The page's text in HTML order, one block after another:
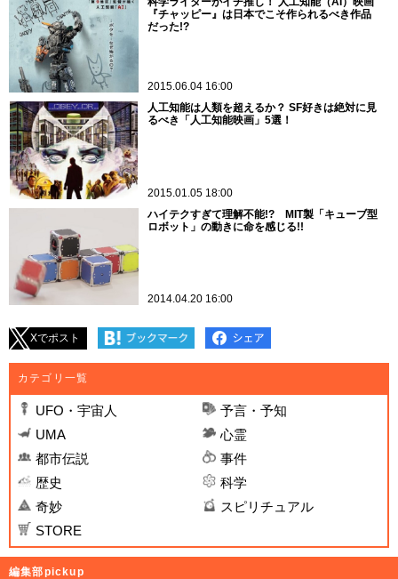
『チャッピー』は日本でこそ作られるべき作品
だった!?
2015.06.04 16:00
人工知能は人類を超えるか？ SF好きは絶対に見
るべき「人工知能映画」5選！
2015.01.05 18:00
ハイテクすぎて理解不能!? MIT製「キューブ型
ロボット」の動きに命を感じる!!
2014.04.20 16:00
Xでポスト
カテゴリ一覧
UFO・宇宙人
予言・予知
UMA
心霊
都市伝説
事件
歴史
科学
奇妙
スピリチュアル
STORE
編集部pickup